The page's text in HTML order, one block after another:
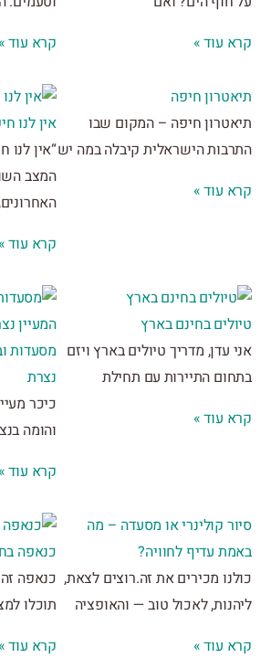
עוד »
קרא עוד »
חיפה
חיפה – המקום שבו
הישראלית קיבלה במה יש
עוד »
אין לנו חיפה
“אין לנו
המצב השורר
האחרונים,
קרא עוד »
בחינם בארץ
מדריך טיולים בארץ ויזם
התיירות ⁦⁩עם תחילת
עוד »
מסעדות ובתי
נצרת
כיכר מעיין
והומה בנצרת
קרא עוד »
קולינרי או מסעדה – מה
עדיף לחוויה?
מכירים את זה.רוצים לצאת,
לאכול טוב — והאופציה
עוד »
כנאפה בחיפה
כנאפה זה
תוכלו למצוא
קרא עוד »